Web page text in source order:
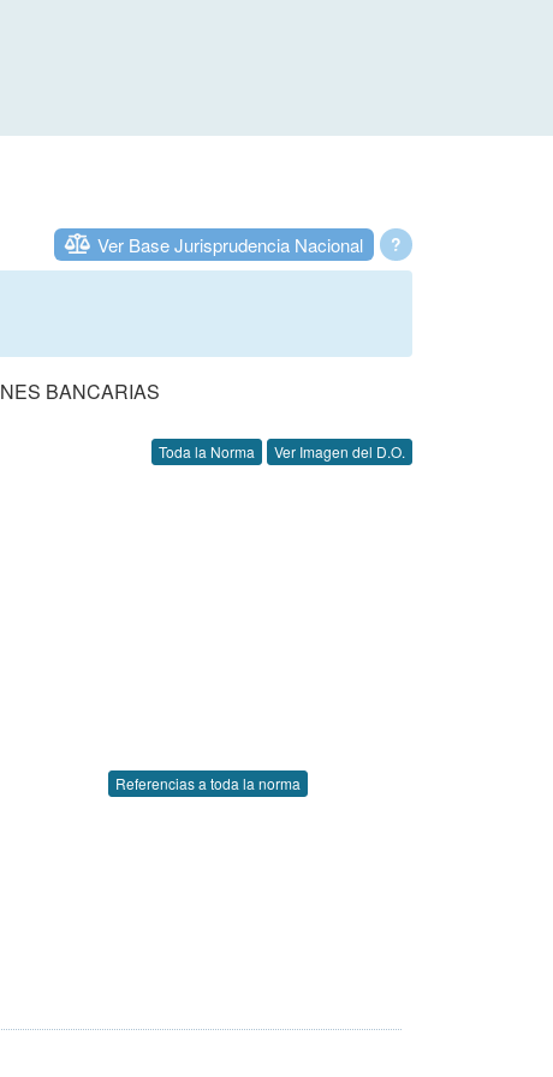
?
Ver Base Jurisprudencia Nacional
BANCARIAS
Toda la Norma Ver Imagen del D.O.
Referencias a toda la norma